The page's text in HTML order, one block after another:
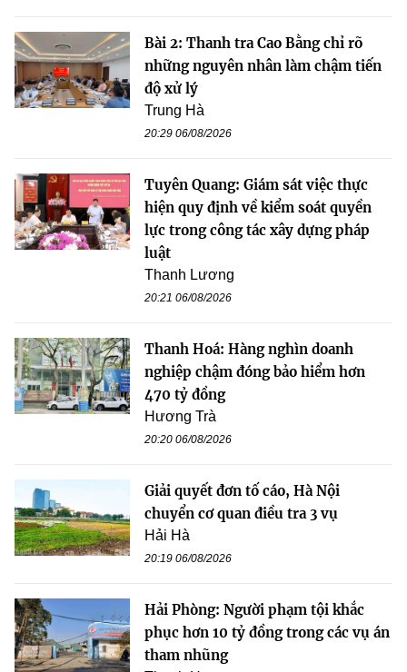
Bài 2: Thanh tra Cao Bằng chỉ rõ
những nguyên nhân làm chậm tiến
độ xử lý
Trung Hà
20:29 06/08/2026
Tuyên Quang: Giám sát việc thực
hiện quy định về kiểm soát quyền
lực trong công tác xây dựng pháp
luật
Thanh Lương
20:21 06/08/2026
Thanh Hoá: Hàng nghìn doanh
nghiệp chậm đóng bảo hiểm hơn
470 tỷ đồng
Hương Trà
20:20 06/08/2026
Giải quyết đơn tố cáo, Hà Nội
chuyển cơ quan điều tra 3 vụ
Hải Hà
20:19 06/08/2026
Hải Phòng: Người phạm tội khắc
phục hơn 10 tỷ đồng trong các vụ án
tham nhũng